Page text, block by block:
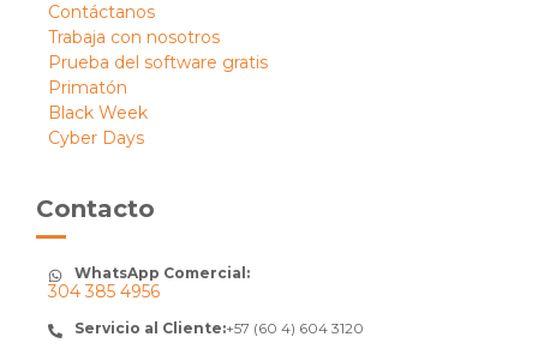
Contáctanos
Trabaja con nosotros
Prueba del software gratis
Primatón
Black Week
Cyber Days
Contacto
WhatsApp Comercial:
304 385 4956
Servicio al Cliente:+57 (60 4) 604 3120